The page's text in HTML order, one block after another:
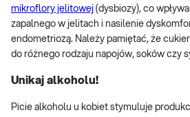
mikroflory jelitowej (dysbiozy), co
zapalnego w jelitach i nasilenie
endometriozą. Należy pamiętać, że
do różnego rodzaju napojów, soków czy
Unikaj alkoholu!
Picie alkoholu u kobiet stymuluje